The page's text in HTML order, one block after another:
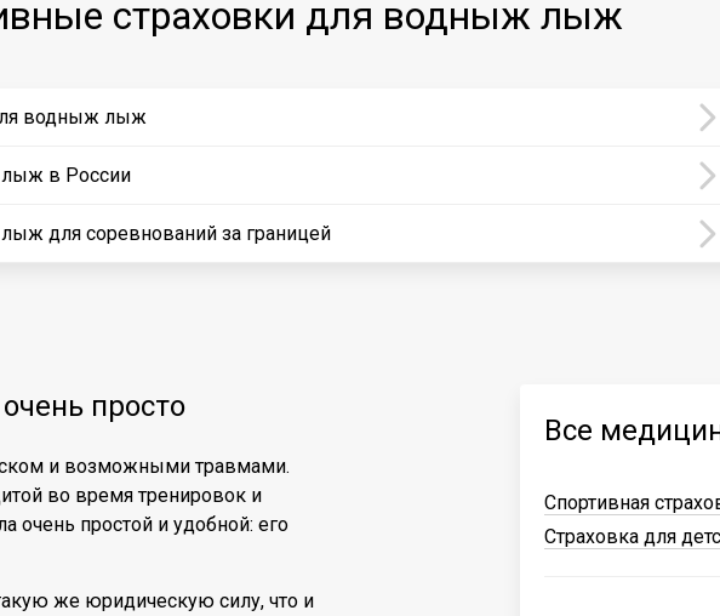
страховки для водныж лыж
водныж лыж
в России
для соревнований за границей
просто
и возможными травмами.
во время тренировок и
очень простой и удобной: его
же юридическую силу, что и
Все
Спортивная
Страховка для